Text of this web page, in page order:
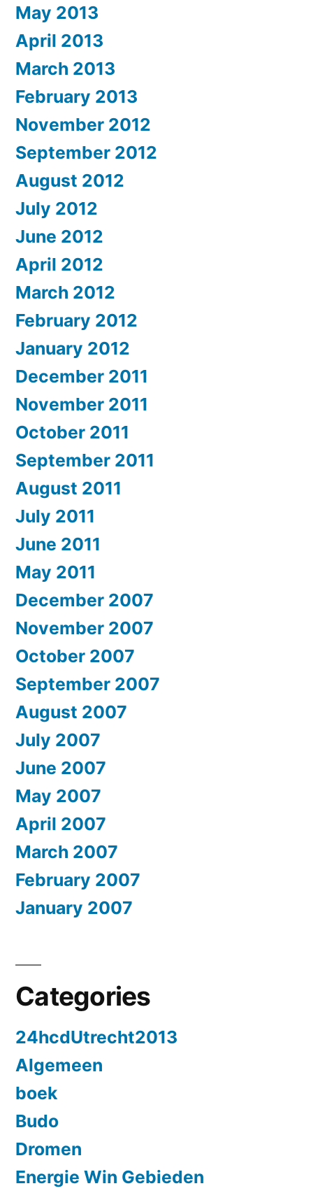
May 2013
April 2013
March 2013
February 2013
November 2012
September 2012
August 2012
July 2012
June 2012
April 2012
March 2012
February 2012
January 2012
December 2011
November 2011
October 2011
September 2011
August 2011
July 2011
June 2011
May 2011
December 2007
November 2007
October 2007
September 2007
August 2007
July 2007
June 2007
May 2007
April 2007
March 2007
February 2007
January 2007
Categories
24hcdUtrecht2013
Algemeen
boek
Budo
Dromen
Energie Win Gebieden